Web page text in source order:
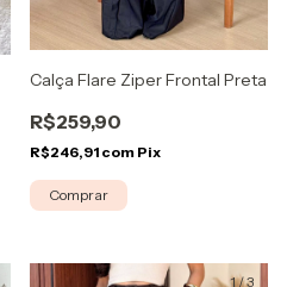
Calça Flare Ziper Frontal Preta
R$259,90
R$246,91 com Pix
Comprar
1/3